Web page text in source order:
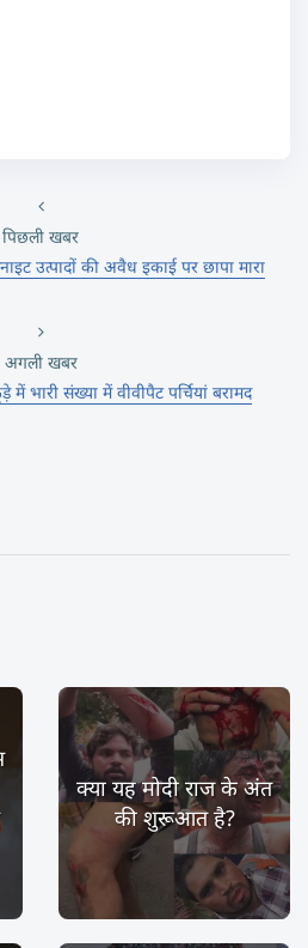
पिछली खबर
उत्पादों की अवैध इकाई पर छापा मारा
अगली खबर
में भारी संख्या में वीवीपैट पर्चियां बरामद
क्या यह मोदी राज के अंत
की शुरूआत है?